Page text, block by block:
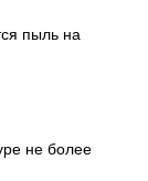
пыль на
не более